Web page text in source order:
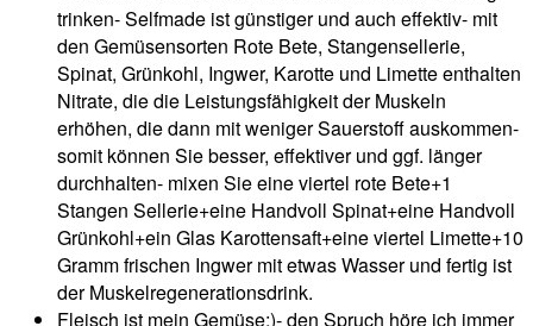
trinken- Selfmade ist günstiger und auch effektiv- mit
den Gemüsensorten Rote Bete, Stangensellerie,
Spinat, Grünkohl, Ingwer, Karotte und Limette enthalten
Nitrate, die die Leistungsfähigkeit der Muskeln
erhöhen, die dann mit weniger Sauerstoff auskommen-
somit können Sie besser, effektiver und ggf. länger
durchhalten- mixen Sie eine viertel rote Bete+1
Stangen Sellerie+eine Handvoll Spinat+eine Handvoll
Grünkohl+ein Glas Karottensaft+eine viertel Limette+10
Gramm frischen Ingwer mit etwas Wasser und fertig ist
der Muskelregenerationsdrink.
Fleisch ist mein Gemüse;)- den Spruch höre ich immer